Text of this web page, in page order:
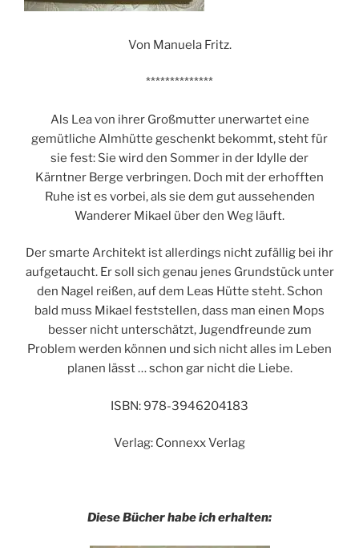
Von Manuela Fritz.
**************
Als Lea von ihrer Großmutter unerwartet eine
gemütliche Almhütte geschenkt bekommt, steht für
sie fest: Sie wird den Sommer in der Idylle der
Kärntner Berge verbringen. Doch mit der erhofften
Ruhe ist es vorbei, als sie dem gut aussehenden
Wanderer Mikael über den Weg läuft.
Der smarte Architekt ist allerdings nicht zufällig bei ihr
aufgetaucht. Er soll sich genau jenes Grundstück unter
den Nagel reißen, auf dem Leas Hütte steht. Schon
bald muss Mikael feststellen, dass man einen Mops
besser nicht unterschätzt, Jugendfreunde zum
Problem werden können und sich nicht alles im Leben
planen lässt … schon gar nicht die Liebe.
ISBN: 978-3946204183
Verlag: Connexx Verlag
Diese Bücher habe ich erhalten: